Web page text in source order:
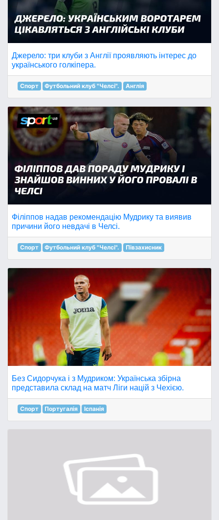
Джерело: три клуби з Англії проявляють інтерес до
українського голкіпера.
Спорт Футбольний клуб "Челсі". Англія
Філіппов надав рекомендацію Мудрику та виявив
причини його невдачі в Челсі.
Спорт Футбольний клуб "Челсі". Півзахисник
Без Сидорчука і з Мудриком: Українська збірна
представила склад на матч Ліги націй з Чехією.
Спорт Португалія Іспанія